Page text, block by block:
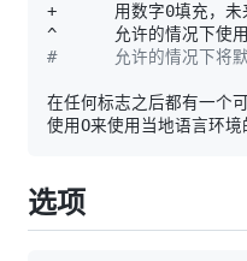
+      用数字0填充，未
#      允许的情况下将默
选项